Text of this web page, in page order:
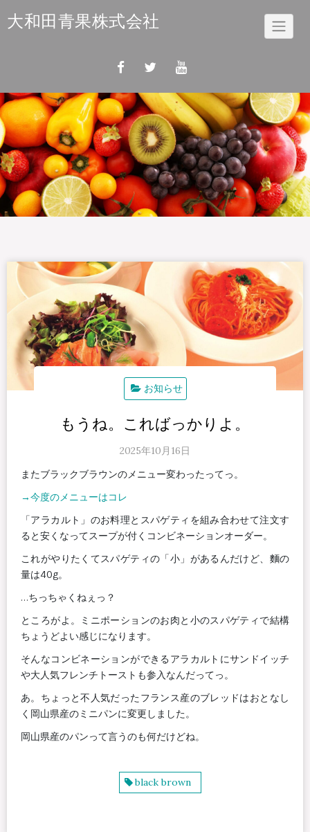
to大和田青果株式会社
お知らせ
もうね。こればっかりよ。
2025年10月16日
またブラックブラウンのメニュー変わったってっ。
→今度のメニューはコレ
「アラカルト」のお料理とスパゲティを組み合わせて注文す
ると安くなってスープが付くコンビネーションオーダー。
これがやりたくてスパゲティの「小」があるんだけど、麵の
量は40g。
…ちっちゃくねぇっ？
ところがよ。ミニポーションのお肉と小のスパゲティで結構
ちょうどよい感じになります。
そんなコンビネーションができるアラカルトにサンドイッチ
や大人気フレンチトーストも参入なんだってっ。
あ。ちょっと不人気だったフランス産のブレッドはおとなし
く岡山県産のミニパンに変更しました。
岡山県産のパンって言うのも何だけどね。
black brown